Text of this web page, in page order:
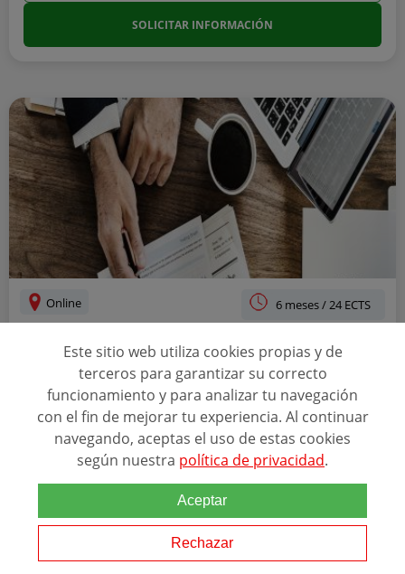
SOLICITAR INFORMACIÓN
Online 6 meses / 24 ECTS
CURSO UNIVERSITARIO DE ESPECIALIZACIÓN
EN ASESORÍA DE EMPRESAS: FISCAL, LABORAL
Y CONTABLE
ALUMNOS
5 opiniones
ACREDITACIONES
Este sitio web utiliza cookies propias y de
terceros para garantizar su correcto
funcionamiento y para analizar tu navegación
con el fin de mejorar tu experiencia. Al continuar
navegando, aceptas el uso de estas cookies
según nuestra política de privacidad.
Aceptar
Rechazar